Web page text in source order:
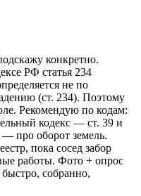
конкретно.
РФ статья 234
не по
(ст. 234). Поэтому
Рекомендую по кодам:
кодекс — ст. 39 и
про оборот земель.
пока сосед забор
работы. Фото + опрос
собранно,